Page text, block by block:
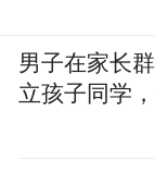
男子在家长
立孩子同学